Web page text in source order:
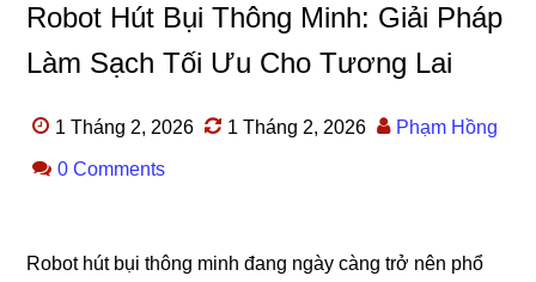
Robot Hút Bụi Thông Minh: Giải Pháp
Làm Sạch Tối Ưu Cho Tương Lai
1 Tháng 2, 2026 1 Tháng 2, 2026 Phạm Hồng
0 Comments
Robot hút bụi thông minh đang ngày càng trở nên phổ